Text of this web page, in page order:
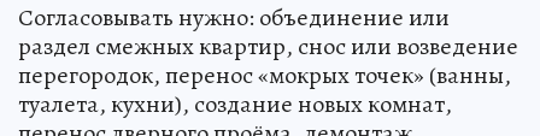
Согласовывать нужно: объединение или
раздел смежных квартир, снос или возведение
перегородок, перенос «мокрых точек» (ванны,
туалета, кухни), создание новых комнат,